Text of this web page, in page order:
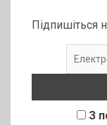
Підпишіться
З